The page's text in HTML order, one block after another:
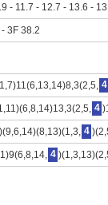
- 11.7 - 12.7 - 13.6 -
3F 38.2
4
4
4
4